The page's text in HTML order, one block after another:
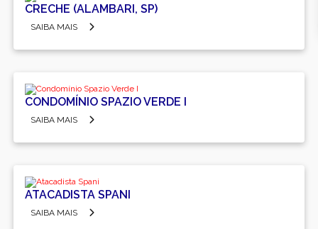
CRECHE (ALAMBARI, SP)
SAIBA MAIS
CONDOMÍNIO SPAZIO VERDE I
SAIBA MAIS
ATACADISTA SPANI
SAIBA MAIS